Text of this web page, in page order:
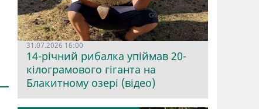
31.07.2026 16:00
14-річний рибалка упіймав 20-
кілограмового гіганта на
Блакитному озері (відео)